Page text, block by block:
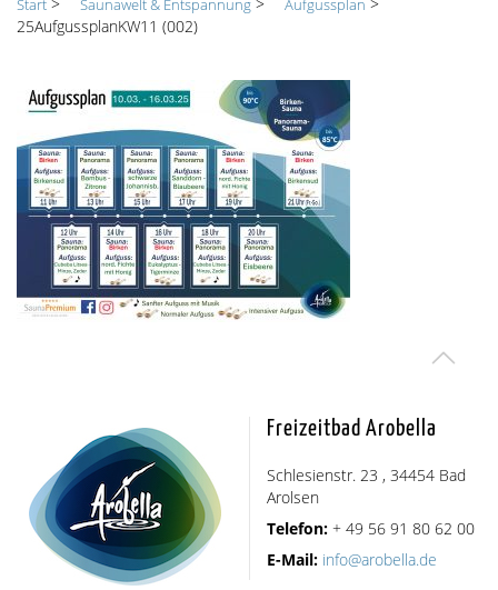
Start Saunawelt & Entspannung Aufgussplan
25AufgussplanKW11 (002)
Freizeitbad Arobella
Schlesienstr. 23 , 34454 Bad
Arolsen
Telefon: + 49 56 91 80 62 00
E-Mail: info@arobella.de